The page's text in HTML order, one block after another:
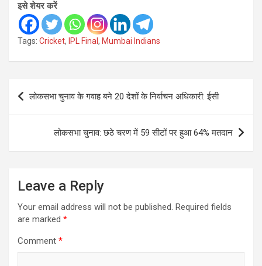
इसे शेयर करें
Tags: Cricket, IPL Final , Mumbai Indians
Post
navigation
लोकसभा चुनाव के गवाह बने 20 देशों के निर्वाचन अधिकारी: ईसी
लोकसभा चुनाव: छठे चरण में 59 सीटों पर हुआ 64% मतदान
Leave a Reply
Your email address will not be published. Required fields
are marked *
Comment *